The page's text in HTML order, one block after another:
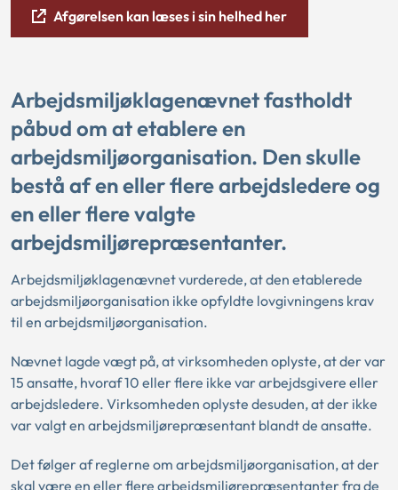
Afgørelsen kan læses i sin helhed her
Arbejdsmiljøklagenævnet fastholdt
påbud om at etablere en
arbejdsmiljøorganisation. Den skulle
bestå af en eller flere arbejdsledere og
en eller flere valgte
arbejdsmiljørepræsentanter.
Arbejdsmiljøklagenævnet vurderede, at den etablerede
arbejdsmiljøorganisation ikke opfyldte lovgivningens krav
til en arbejdsmiljøorganisation.
Nævnet lagde vægt på, at virksomheden oplyste, at der var
15 ansatte, hvoraf 10 eller flere ikke var arbejdsgivere eller
arbejdsledere. Virksomheden oplyste desuden, at der ikke
var valgt en arbejdsmiljørepræsentant blandt de ansatte.
Det følger af reglerne om arbejdsmiljøorganisation, at der
skal være en eller flere arbejdsmiljørepræsentanter fra de